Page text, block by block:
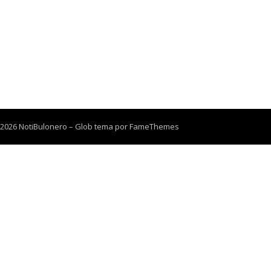
NotiBulonero – Glob tema porFameThemes